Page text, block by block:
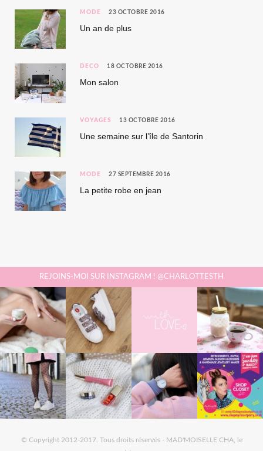
MODE 23 OCTOBRE 2016
Un an de plus
DÉCO 18 OCTOBRE 2016
Mon salon
VOYAGES 13 OCTOBRE 2016
Une semaine sur l’île de Santorin
MODE 27 SEPTEMBRE 2016
La petite robe en jean
REJOINS-MOI SUR INSTAGRAM ! @CHARLOTTESTH
© Copyright 2012-2017. Tous droits réservés - MAD'MOISELLE CHA, le